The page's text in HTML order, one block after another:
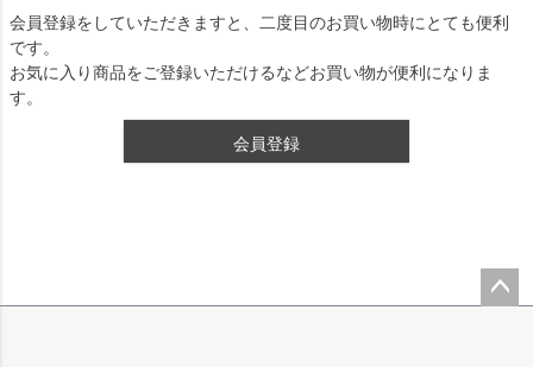
会員登録をしていただきますと、二度目のお買い物時にとても便利
です。
お気に入り商品をご登録いただけるなどお買い物が便利になりま
す。
会員登録